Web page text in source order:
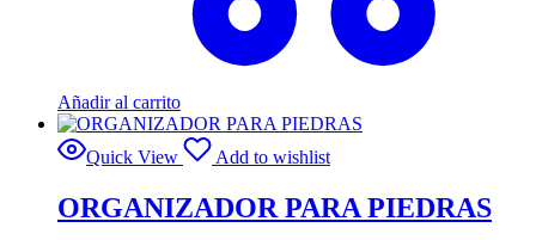
Añadir al carrito
Quick View Add to wishlist
ORGANIZADOR PARA PIEDRAS